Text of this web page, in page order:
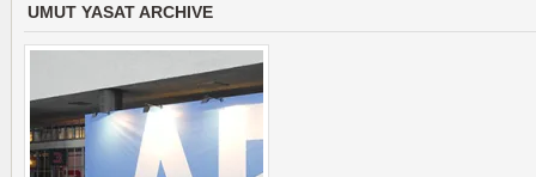
UMUT YASAT ARCHIVE